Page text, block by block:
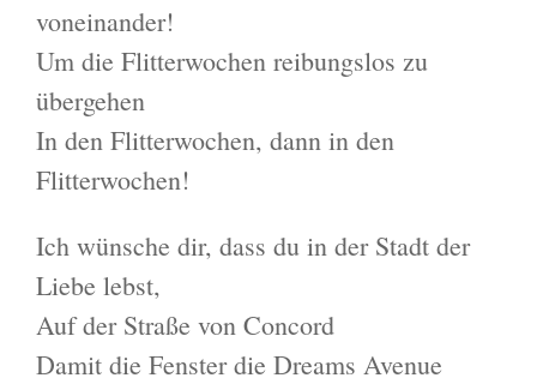
voneinander!
Um die Flitterwochen reibungslos zu
übergehen
In den Flitterwochen, dann in den
Flitterwochen!
Ich wünsche dir, dass du in der Stadt der
Liebe lebst,
Auf der Straße von Concord
Damit die Fenster die Dreams Avenue